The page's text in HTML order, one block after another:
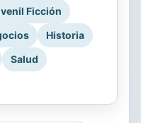
Ficción
Historia
Salud